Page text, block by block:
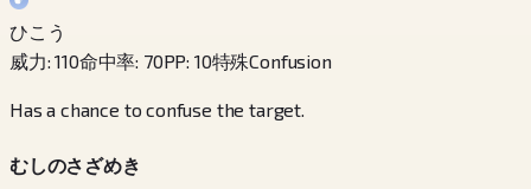
ひこう
威力:110命中率: 70PP: 10特殊Confusion
Has a chance to confuse the target.
むしのさざめき